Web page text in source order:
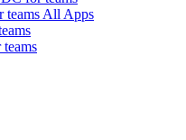
teams All Apps